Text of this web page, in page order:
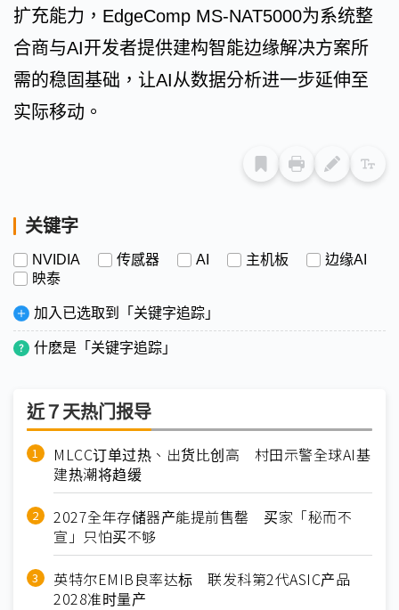
扩充能力，EdgeComp MS-NAT5000为系统整
合商与AI开发者提供建构智能边缘解决方案所
需的稳固基础，让AI从数据分析进一步延伸至
实际移动。
关键字
NVIDIA 传感器 AI 主机板
边缘AI
映泰
加入已选取到「关键字追踪」
什麽是「关键字追踪」
近７天热门报导
MLCC订单过热、出货比创高 村田示警全球AI基
建热潮将趋缓
2027全年存储器产能提前售罄 买家「秘而不
宣」只怕买不够
英特尔EMIB良率达标 联发科第2代ASIC产品
2028准时量产